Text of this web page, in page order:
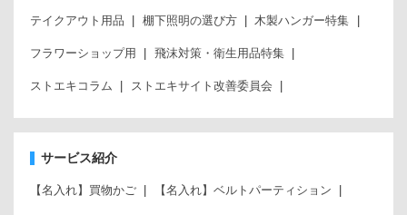
テイクアウト用品 棚下照明の選び方 木製ハンガー特集
フラワーショップ用 飛沫対策・衛生用品特集
ストエキコラム ストエキサイト改善委員会
サービス紹介
【名入れ】買物かご 【名入れ】ベルトパーティション